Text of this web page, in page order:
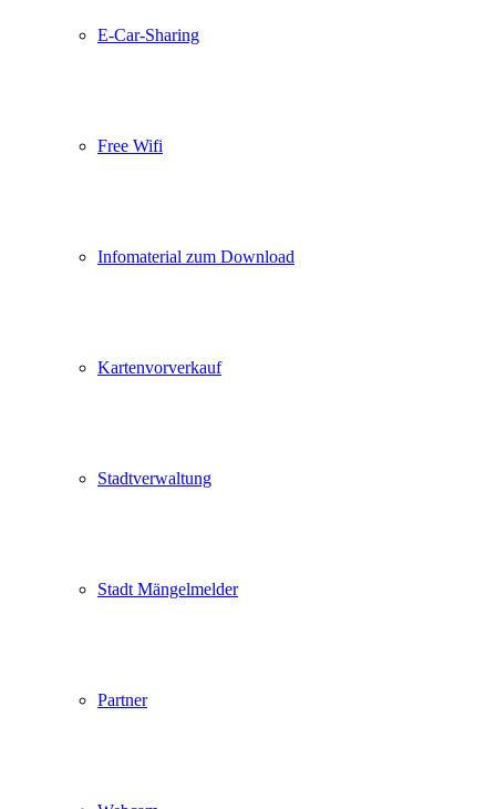
E-Car-Sharing
Free Wifi
Infomaterial zum Download
Kartenvorverkauf
Stadtverwaltung
Stadt Mängelmelder
Partner